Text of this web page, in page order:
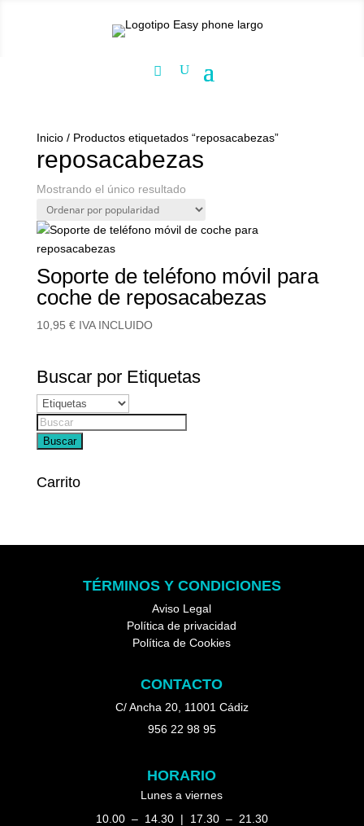
Inicio/ Productos etiquetados “reposacabezas”
reposacabezas
Mostrando el único resultado
Soporte de teléfono móvil para
coche de reposacabezas
10,95 € IVA INCLUIDO
Buscar por Etiquetas
Búsqueda
deBuscar
Carrito
TÉRMINOS Y CONDICIONES
Aviso Legal
Política de privacidad
Política de Cookies
CONTACTO
C/ Ancha 20, 11001 Cádiz
956 22 98 95
HORARIO
Lunes a viernes
10.00 – 14.30 | 17.30 – 21.30